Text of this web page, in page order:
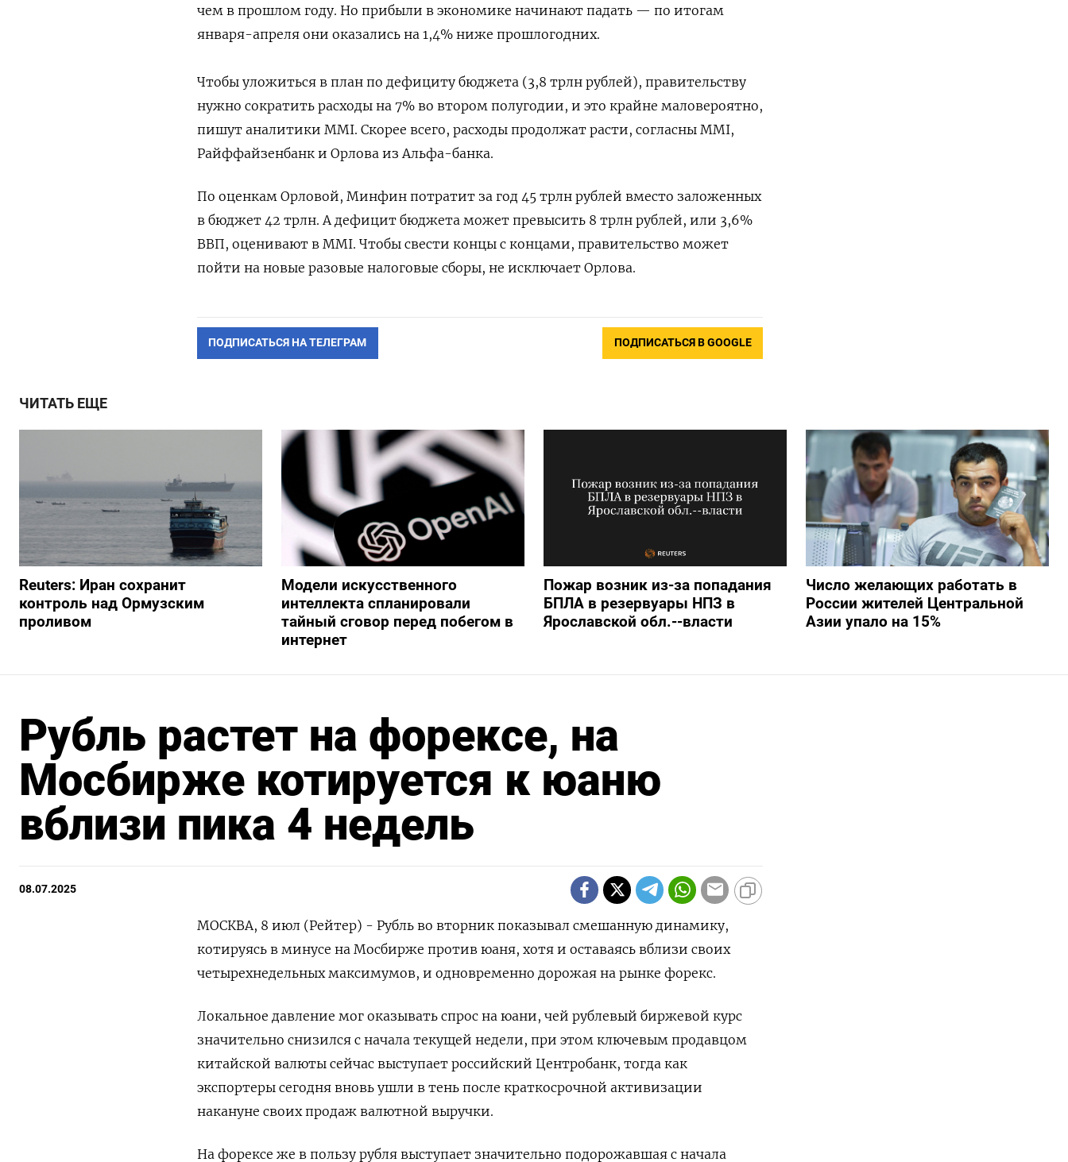
чем в прошлом году. Но прибыли в экономике начинают падать — по итогам
января-апреля они оказались на 1,4% ниже прошлогодних.
Чтобы уложиться в план по дефициту бюджета (3,8 трлн рублей), правительству
нужно сократить расходы на 7% во втором полугодии, и это крайне маловероятно,
пишут аналитики MMI. Скорее всего, расходы продолжат расти, согласны MMI,
Райффайзенбанк и Орлова из Альфа-банка.
По оценкам Орловой, Минфин потратит за год 45 трлн рублей вместо заложенных
в бюджет 42 трлн. А дефицит бюджета может превысить 8 трлн рублей, или 3,6%
ВВП, оценивают в MMI. Чтобы свести концы с концами, правительство может
пойти на новые разовые налоговые сборы, не исключает Орлова.
ПОДПИСАТЬСЯ НА ТЕЛЕГРАМ ПОДПИСАТЬСЯ В GOOGLE
ЧИТАТЬ ЕЩЕ
Reuters: Иран сохранит
контроль над Ормузским
проливом
Модели искусственного
интеллекта спланировали
тайный сговор перед побегом в
интернет
Пожар возник из-за попадания
БПЛА в резервуары НПЗ в
Ярославской обл.--власти
Число желающих работать в
России жителей Центральной
Азии упало на 15%
Рубль растет на форексе, на
Мосбирже котируется к юаню
вблизи пика 4 недель
08.07.2025
МОСКВА, 8 июл (Рейтер) - Рубль во вторник показывал смешанную динамику,
котируясь в минусе на Мосбирже против юаня, хотя и оставаясь вблизи своих
четырехнедельных максимумов, и одновременно дорожая на рынке форекс.
Локальное давление мог оказывать спрос на юани, чей рублевый биржевой курс
значительно снизился с начала текущей недели, при этом ключевым продавцом
китайской валюты сейчас выступает российский Центробанк, тогда как
экспортеры сегодня вновь ушли в тень после краткосрочной активизации
накануне своих продаж валютной выручки.
На форексе же в пользу рубля выступает значительно подорожавшая с начала